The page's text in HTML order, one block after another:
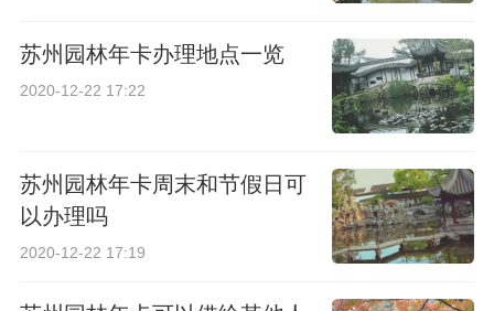
苏州园林年卡办理地点一览
2020-12-22 17:22
苏州园林年卡周末和节假日可
以办理吗
2020-12-22 17:19